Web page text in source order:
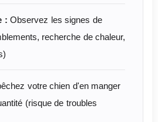
: Observez les signes de
recherche de chaleur,
votre chien d'en manger
(risque de troubles